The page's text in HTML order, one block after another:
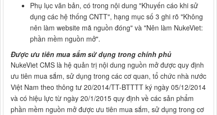
Phụ lục văn bản, có trong nội dung "Khuyến cáo khi sử
dụng các hệ thống CNTT", hạng mục số 3 ghi rõ "Không
nên làm website mã nguồn đóng" và "Nên làm NukeViet:
phần mềm nguồn mở".
Được ưu tiên mua sắm sử dụng trong chính phủ
NukeViet CMS là hệ quản trị nội dung nguồn mở được quy định
ưu tiên mua sắm, sử dụng trong các cơ quan, tổ chức nhà nước
Việt Nam theo thông tư 20/2014/TT-BTTTT ký ngày 05/12/2014
và có hiệu lực từ ngày 20/1/2015 quy định về các sản phẩm
phần mềm nguồn mở được ưu tiên mua sắm, sử dụng trong cơ